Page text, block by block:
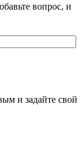
вопрос, и
и задайте свой